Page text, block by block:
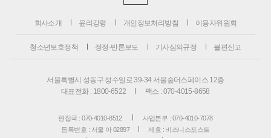
회사소개 윤리강령 개인정보처리방침 이용자위원회
청소년보호정책 정정·반론보도 기사심의규정 불편신고
서울특별시 성동구 성수일로 39-34 서울숲더스페이스 12층
대표전화 : 1800-6522
팩스 : 070-4015-8658
편집국 : 070-4010-8512
사업본부 : 070-4010-7078
등록번호 : 서울 아 02897
제호 : 비즈니스포스트